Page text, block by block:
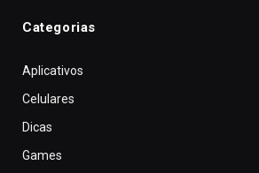
Categorias
Aplicativos
Celulares
Dicas
Games